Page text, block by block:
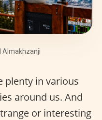
Almakhzanji
plenty in various
around us. And
or interesting